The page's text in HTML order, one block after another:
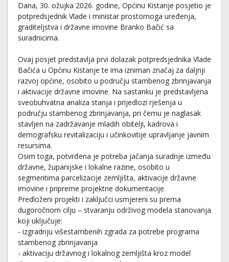
Dana, 30. ožujka 2026. godine, Općinu Kistanje posjetio je
potpredsjednik Vlade i ministar prostornoga uređenja,
graditeljstva i državne imovine Branko Bačić sa
suradnicima.
Ovaj posjet predstavlja prvi dolazak potpredsjednika Vlade
Bačića u Općinu Kistanje te ima izniman značaj za daljnji
razvoj općine, osobito u području stambenog zbrinjavanja
i aktivacije državne imovine. Na sastanku je predstavljena
sveobuhvatna analiza stanja i prijedlozi rješenja u
području stambenog zbrinjavanja, pri čemu je naglasak
stavljen na zadržavanje mladih obitelji, kadrova i
demografsku revitalizaciju i učinkovitije upravljanje javnim
resursima.
Osim toga, potvrđena je potreba jačanja suradnje između
državne, županijske i lokalne razine, osobito u
segmentima parcelizacije zemljišta, aktivacije državne
imovine i pripreme projektne dokumentacije.
Predloženi projekti i zaključci usmjereni su prema
dugoročnom cilju – stvaranju održivog modela stanovanja
koji uključuje:
- izgradnju višestambenih zgrada za potrebe programa
stambenog zbrinjavanja
- aktivaciju državnog i lokalnog zemljišta kroz model